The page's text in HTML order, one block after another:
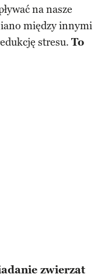
na nasze
między innymi
stresu. To
zwierząt